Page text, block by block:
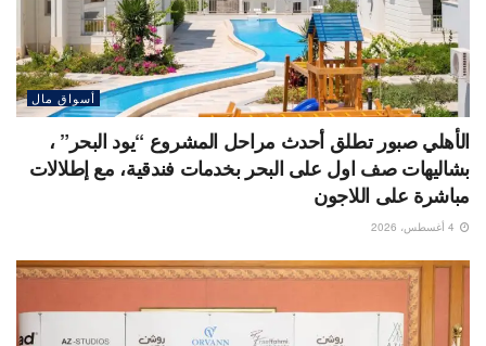
أسواق مال
الأهلي صبور تطلق أحدث مراحل المشروع “يود البحر” ،
بشاليهات صف اول على البحر بخدمات فندقية، مع إطلالات
مباشرة على اللاجون